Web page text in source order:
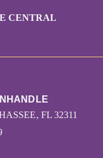
CENTRAL
FL 32311